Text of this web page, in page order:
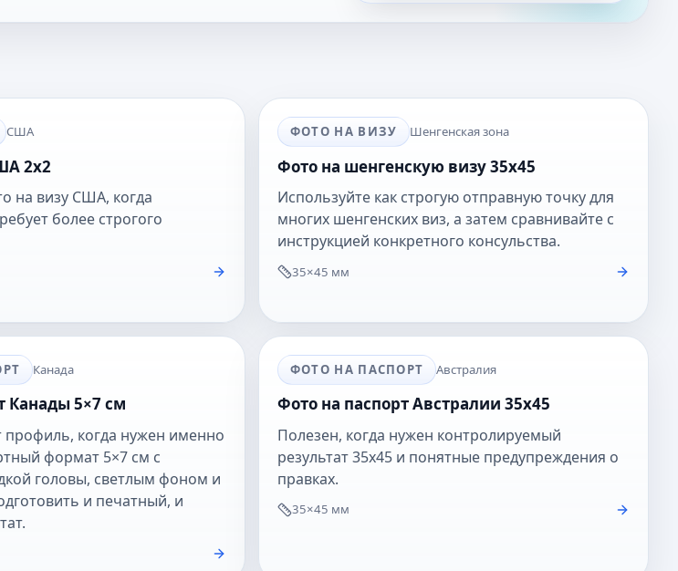
США
2x2
на визу США, когда
более строгого
ФОТО НА ВИЗУ Шенгенская зона
Фото на шенгенскую визу 35x45
Используйте как строгую отправную точку для
многих шенгенских виз, а затем сравнивайте с
инструкцией конкретного консульства.
35×45 мм
Канада
Канады 5×7 см
профиль, когда нужен именно
формат 5×7 см с
головы, светлым фоном и
и печатный, и
ФОТО НА ПАСПОРТ Австралия
Фото на паспорт Австралии 35x45
Полезен, когда нужен контролируемый
результат 35x45 и понятные предупреждения о
правках.
35×45 мм